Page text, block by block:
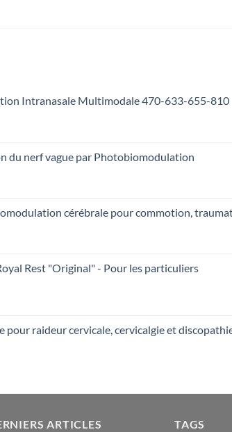
Intranasale Multimodale 470-633-655-810
du nerf vague par Photobiomodulation
cérébrale pour commotion,
Rest "Original" - Pour les particuliers
pour raideur cervicale, cervicalgie et
ARTICLES TAGS